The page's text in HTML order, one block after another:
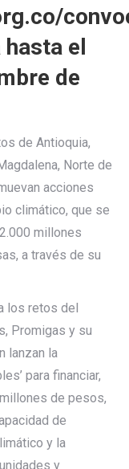
el
de
de Antioquia,
Norte de
acciones
climático, que se
millones
a través de su
los retos del
Promigas y su
lanzan la
para financiar,
de pesos,
de
y la
y